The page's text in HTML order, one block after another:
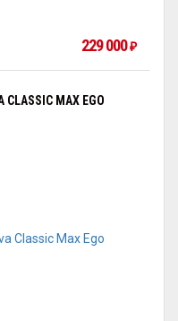
229 000₽
MAX EGO